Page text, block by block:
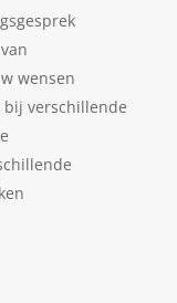
wensen
verschillende